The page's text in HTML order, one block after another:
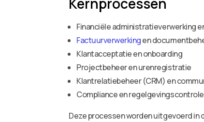
Financiële administratieverwerking
Factuurverwerkingen
Klantacceptatie en onboarding
Projectbeheer en urenregistratie
Klantrelatiebeheer (CRM) en
Compliance en regelgevingscontrole
Deze processen worden uitgevoerd